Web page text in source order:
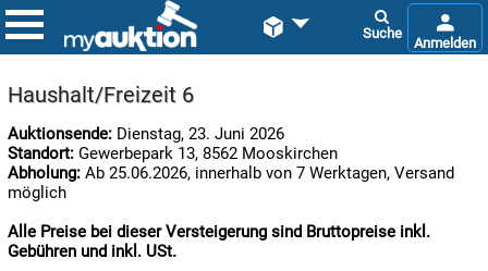
 
Haushalt/Freizeit 6
Auktionsende: Dienstag, 23. Juni 2026
Standort: Gewerbepark 13, 8562 Mooskirchen
Abholung: Ab 25.06.2026, innerhalb von 7 Werktagen, Versand
möglich
Alle Preise bei dieser Versteigerung sind Bruttopreise inkl.
Gebühren und inkl. USt.